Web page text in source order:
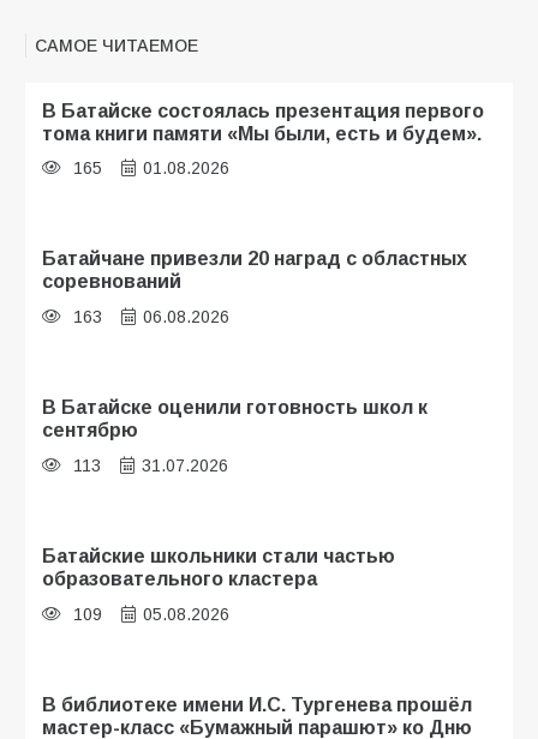
САМОЕ ЧИТАЕМОЕ
В Батайске состоялась презентация первого
тома книги памяти «Мы были, есть и будем».
165 01.08.2026
Батайчане привезли 20 наград с областных
соревнований
163 06.08.2026
В Батайске оценили готовность школ к
сентябрю
113 31.07.2026
Батайские школьники стали частью
образовательного кластера
109 05.08.2026
В библиотеке имени И.С. Тургенева прошёл
мастер-класс «Бумажный парашют» ко Дню